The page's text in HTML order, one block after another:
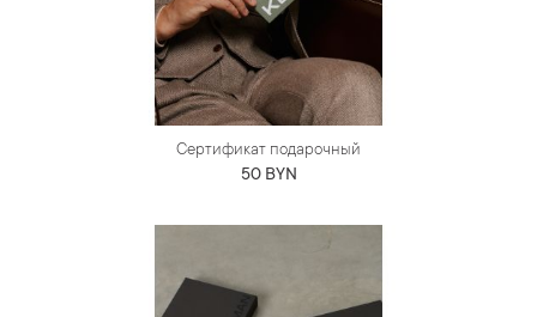
Сертификат подарочный
50 BYN